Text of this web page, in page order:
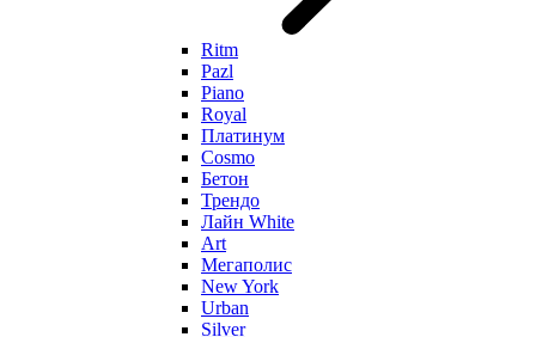
Ritm
Pazl
Piano
Royal
Платинум
Cosmo
Бетон
Трендо
Лайн White
Art
Мегаполис
New York
Urban
Silver